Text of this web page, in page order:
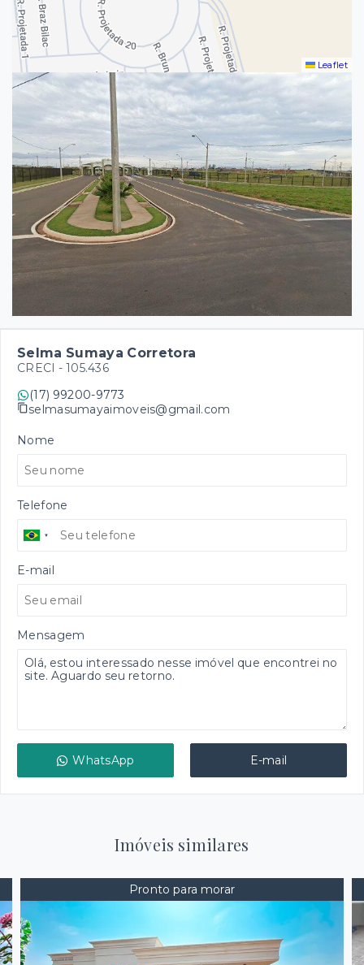
Leaflet
Selma Sumaya Corretora
CRECI - 105.436
(17) 99200-9773
selmasumayaimoveis@gmail.com
Nome
Telefone
E-mail
Mensagem
WhatsApp E-mail
Imóveis similares
Pronto para morar